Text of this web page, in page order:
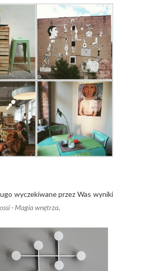
wyczekiwane przez Was wyniki
- Magia wnętrza.